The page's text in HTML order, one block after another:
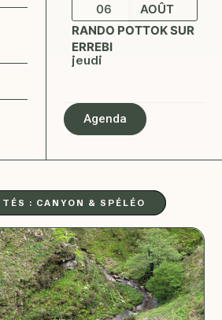
06
AOÛT
RANDO POTTOK SUR
ERREBI
jeudi
Agenda
: CANYON & SPÉLÉO